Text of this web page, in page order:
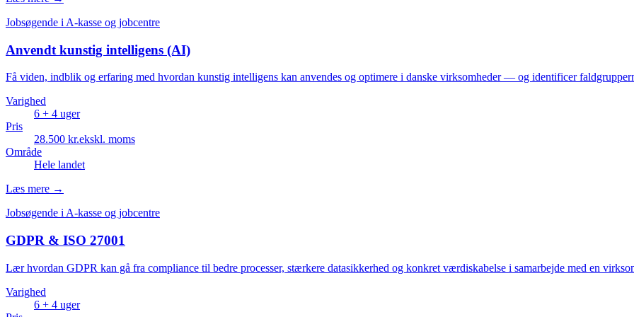
Jobsøgende i A-kasse og jobcentre
Anvendt kunstig intelligens (AI)
Få viden, indblik og erfaring med hvordan kunstig intelligens kan anvendes og optimere i danske virksomheder — og identificer
Varighed
6 + 4 uger
Pris
28.500 kr.ekskl. moms
Område
Hele landet
Læs mere →
Jobsøgende i A-kasse og jobcentre
GDPR & ISO 27001
Lær hvordan GDPR kan gå fra compliance til bedre processer, stærkere datasikkerhed og konkret værdiskabelse i samarbejde med en
Varighed
6 + 4 uger